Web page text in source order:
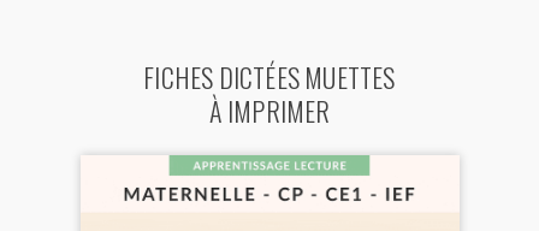
FICHES DICTÉES MUETTES
À IMPRIMER